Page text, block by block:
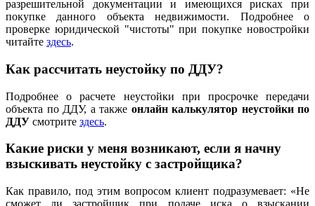
разрешительной документации и имеющихся рисках при
покупке данного объекта недвижимости. Подробнее о
проверке юридической "чистоты" при покупке новостройки
читайте здесь.
Как рассчитать неустойку по ДДУ?
Подробнее о расчете неустойки при просрочке передачи
объекта по ДДУ, а также онлайн калькулятор неустойки по
ДДУ смотрите здесь.
Какие риски у меня возникают, если я начну
взыскивать неустойку с застройщика?
Как правило, под этим вопросом клиент подразумевает: «Не
сможет ли застройщик при подаче иска о взыскании